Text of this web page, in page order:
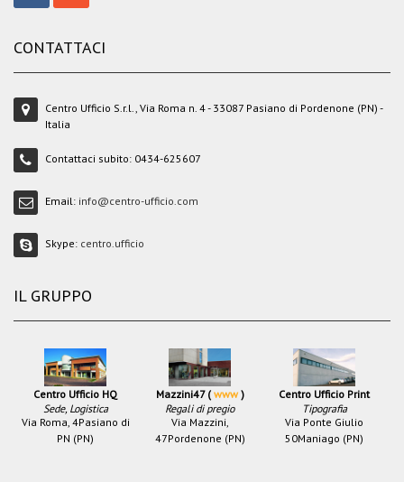
CONTATTACI
Centro Ufficio S.r.l., Via Roma n. 4 - 33087 Pasiano di Pordenone (PN) -
Italia
Contattaci subito: 0434-625607
Email: info@centro-ufficio.com
Skype: centro.ufficio
IL GRUPPO
Centro Ufficio HQ
Sede, Logistica
Via Roma, 4Pasiano di
PN (PN)
Mazzini47 (www)
Regali di pregio
Via Mazzini,
47Pordenone (PN)
Centro Ufficio Print
Tipografia
Via Ponte Giulio
50Maniago (PN)